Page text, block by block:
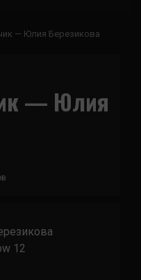
— Юлия Березикова
— Юлия
12